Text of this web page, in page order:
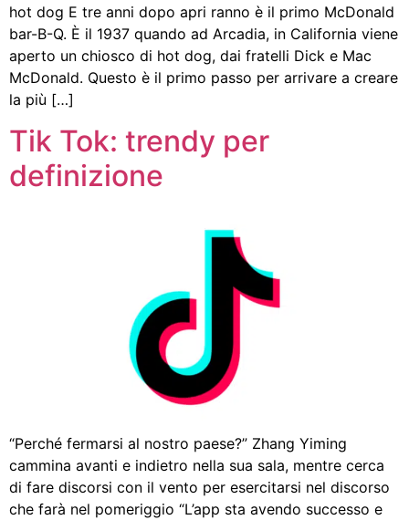
hot dog E tre anni dopo apri ranno è il primo McDonald
bar-B-Q. È il 1937 quando ad Arcadia, in California viene
aperto un chiosco di hot dog, dai fratelli Dick e Mac
McDonald. Questo è il primo passo per arrivare a creare
la più […]
Tik Tok: trendy per
definizione
“Perché fermarsi al nostro paese?” Zhang Yiming
cammina avanti e indietro nella sua sala, mentre cerca
di fare discorsi con il vento per esercitarsi nel discorso
che farà nel pomeriggio “L’app sta avendo successo e